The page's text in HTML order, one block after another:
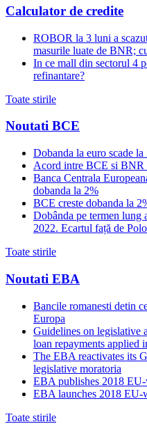
Calculator de credite
ROBOR la 3 luni a
masurile luate de BNR;
In ce mall din sectorul 4
refinantare?
Toate stirile
Noutati BCE
Dobanda la euro scade la
Acord intre BCE si BNR
Banca Centrala
dobanda la 2%
BCE creste dobanda la
Dobânda pe termen lung
2022. Ecartul față de
Toate stirile
Noutati EBA
Bancile romanesti detin
Europa
Guidelines on legislative
loan repayments
The EBA reactivates its
legislative moratoria
EBA publishes 2018 EU-
EBA launches 2018 EU-
Toate stirile